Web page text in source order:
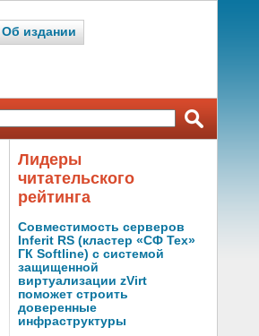
Об издании
Лидеры
читательского
рейтинга
Совместимость серверов
Inferit RS (кластер «СФ Тех»
ГК Softline) с системой
защищенной
виртуализации zVirt
поможет строить
доверенные
инфраструктуры